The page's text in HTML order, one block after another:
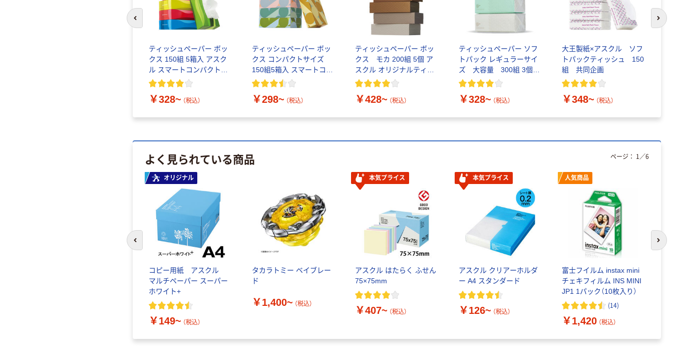
ティッシュペーパー ボッ
クス 150組 5箱入 アスク
ル スマートコンパクト
ビビッド PEFC認証
￥328~ （税込）
ティッシュペーパー ボッ
クス コンパクトサイズ
150組5箱入 スマートコン
パクトS PEFC認証
￥298~ （税込）
ティッシュペーパー ボッ
クス モカ 200組 5個 ア
スクル オリジナルティッ
シュ PEFC認証
￥428~ （税込）
ティッシュペーパー ソフ
トパック レギュラーサイ
ズ 大容量 300組 3個入
アスクル PEFC認証
￥328~ （税込）
大王製紙×アスクル ソフ
トパックティッシュ 150
組 共同企画
￥348~ （税込）
前のスライドへ 次
よく見られている商品
オリジナル
コピー用紙 アスクル
マルチペーパー スーパー
ホワイト+
￥149~ （税込）
タカラトミー ベイブレー
ド
￥1,400~ （税込）
本気プライス
アスクル はたらく ふせん
75×75mm
￥407~ （税込）
本気プライス
アスクル クリアーホルダ
ー A4 スタンダード
￥126~ （税込）
人気商品
富士フイルム instax mini
チェキフィルム INS MINI
JP1 1パック（10枚入り）
(14)
￥1,420 （税込）
ページ： 1 ／6
前のスライドへ 次